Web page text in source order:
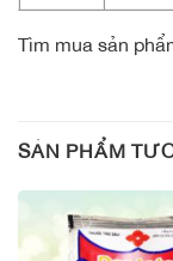
Tìm mua sản
SẢN PHẨM